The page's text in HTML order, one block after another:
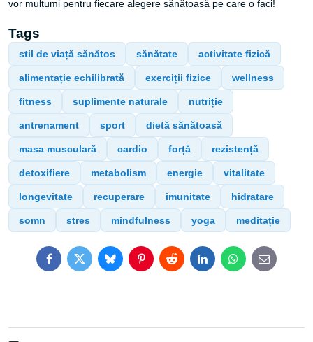
vor mulțumi pentru fiecare alegere sănătoasă pe care o faci!
Tags
stil de viață sănătos sănătate activitate fizică
alimentație echilibrată exerciții fizice wellness
fitness suplimente naturale nutriție
antrenament sport dietă sănătoasă
masa musculară cardio forță rezistență
detoxifiere metabolism energie vitalitate
longevitate recuperare imunitate hidratare
somn stres mindfulness yoga meditație
FacebookTwitterBlueskyPinterestRedditLinkedInWhatsApp
E-
mail